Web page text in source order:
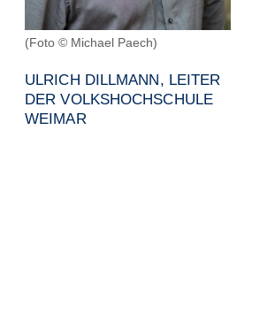
(Foto © Michael Paech)
ULRICH DILLMANN, LEITER
DER VOLKSHOCHSCHULE
WEIMAR